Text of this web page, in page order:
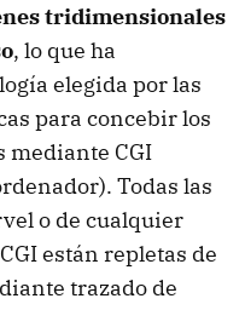
tridimensionales
, lo que ha
elegida por las
para concebir los
mediante CGI
Todas las
o de cualquier
están repletas de
trazado de